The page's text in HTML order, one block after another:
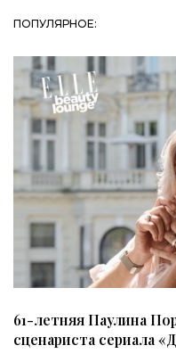
ПОПУЛЯРНОЕ:
61-летняя Паулина
сценариста сериала